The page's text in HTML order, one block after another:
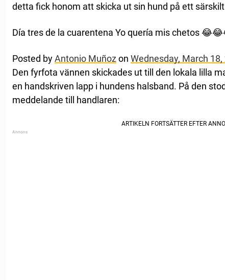
detta fick honom att skicka ut sin hund på ett
Día tres de la cuarentena Yo quería mis chetos
Posted byAntonio Muñoz on Wednesday, March 18,
Den fyrfota vännen skickades ut till den lokala lilla
en handskriven lapp i hundens halsband. På den
meddelande till handlaren: